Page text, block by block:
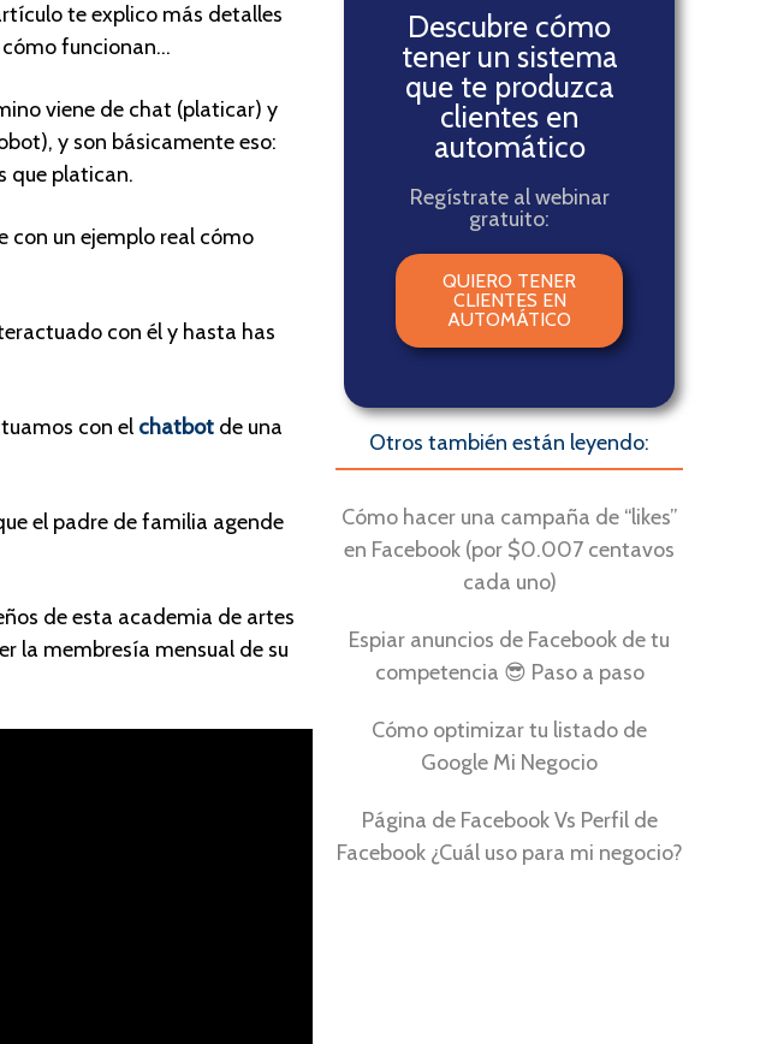
te explico más detalles
cómo funcionan…
viene de chat (platicar) y
y son básicamente eso:
que platican.
con un ejemplo real cómo
con él y hasta has
con el chatbotde una
el padre de familia agende
de esta academia de artes
la membresía mensual de su
Descubre cómo
tener un sistema
que te produzca
clientes en
automático
Regístrate al webinar
gratuito:
QUIERO TENER
CLIENTES EN
AUTOMÁTICO
Otros también están leyendo:
Cómo hacer una campaña de “likes”
en Facebook (por $0.007 centavos
cada uno)
Espiar anuncios de Facebook de tu
competencia 😎 Paso a paso
Cómo optimizar tu listado de
Google Mi Negocio
Página de Facebook Vs Perfil de
Facebook ¿Cuál uso para mi negocio?